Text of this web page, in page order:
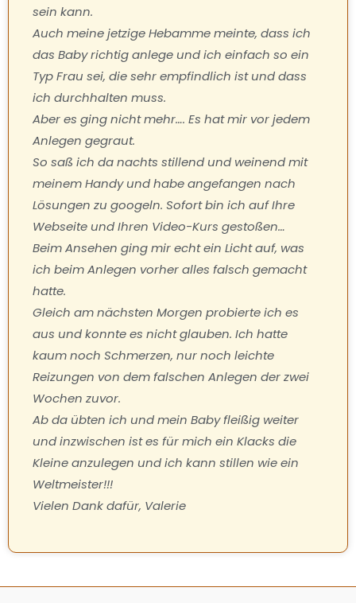
sein kann.
Auch meine jetzige Hebamme meinte, dass ich
das Baby richtig anlege und ich einfach so ein
Typ Frau sei, die sehr empfindlich ist und dass
ich durchhalten muss.
Aber es ging nicht mehr…. Es hat mir vor jedem
Anlegen gegraut.
So saß ich da nachts stillend und weinend mit
meinem Handy und habe angefangen nach
Lösungen zu googeln. Sofort bin ich auf Ihre
Webseite und Ihren Video-Kurs gestoßen…
Beim Ansehen ging mir echt ein Licht auf, was
ich beim Anlegen vorher alles falsch gemacht
hatte.
Gleich am nächsten Morgen probierte ich es
aus und konnte es nicht glauben. Ich hatte
kaum noch Schmerzen, nur noch leichte
Reizungen von dem falschen Anlegen der zwei
Wochen zuvor.
Ab da übten ich und mein Baby fleißig weiter
und inzwischen ist es für mich ein Klacks die
Kleine anzulegen und ich kann stillen wie ein
Weltmeister!!!
Vielen Dank dafür, Valerie